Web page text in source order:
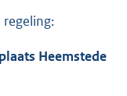
regeling:
Heemstede